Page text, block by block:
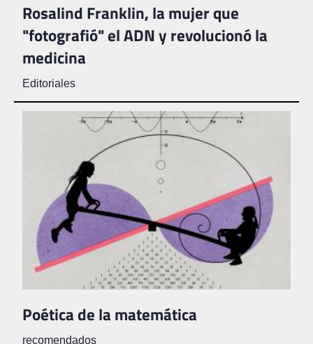
Rosalind Franklin, la mujer que
"fotografió" el ADN y revolucionó la
medicina
Editoriales
Poética de la matemática
recomendados